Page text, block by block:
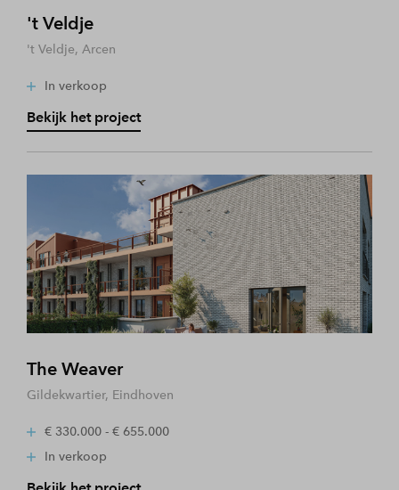
't Veldje
't Veldje, Arcen
In verkoop
Bekijk het project
The Weaver
Gildekwartier, Eindhoven
€ 330.000 - € 655.000
In verkoop